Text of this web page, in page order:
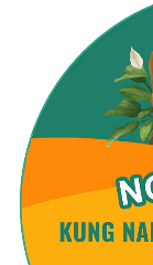
tatanggapin
pagpapalain
Ⅳ
Kung ngayo'y
'pag isang